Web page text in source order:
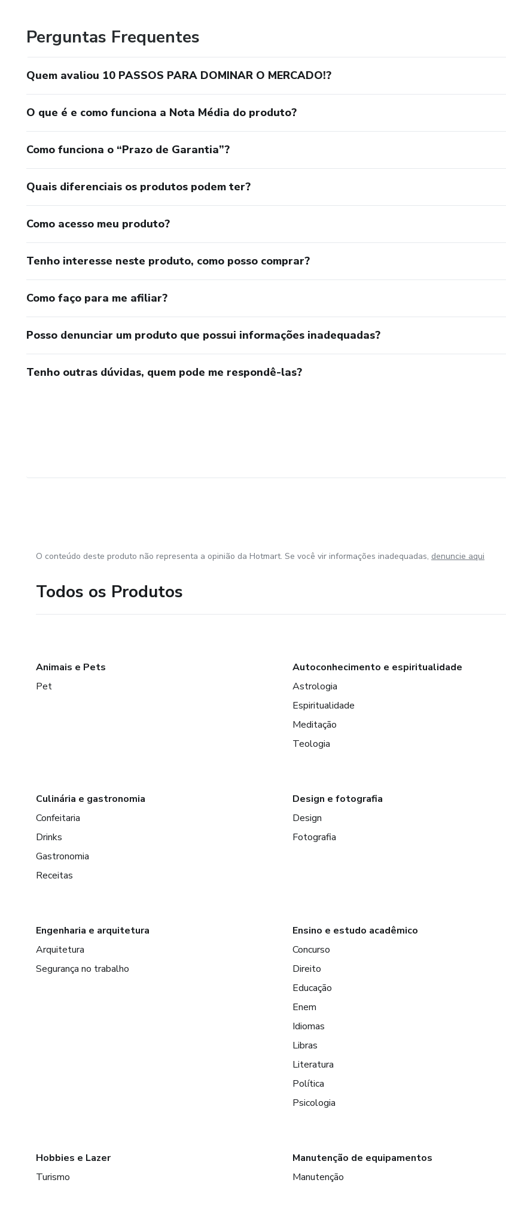
Perguntas Frequentes
Quem avaliou 10 PASSOS PARA DOMINAR O MERCADO!?
O que é e como funciona a Nota Média do produto?
Como funciona o “Prazo de Garantia”?
Quais diferenciais os produtos podem ter?
Como acesso meu produto?
Tenho interesse neste produto, como posso comprar?
Como faço para me afiliar?
Posso denunciar um produto que possui informações inadequadas?
Tenho outras dúvidas, quem pode me respondê-las?
O conteúdo deste produto não representa a opinião da Hotmart. Se você vir informações inadequadas, denuncie aqui
Todos os Produtos
Animais e Pets
Pet
Autoconhecimento e espiritualidade
Astrologia
Espiritualidade
Meditação
Teologia
Culinária e gastronomia
Confeitaria
Drinks
Gastronomia
Receitas
Design e fotografia
Design
Fotografia
Engenharia e arquitetura
Arquitetura
Segurança no trabalho
Ensino e estudo acadêmico
Concurso
Direito
Educação
Enem
Idiomas
Libras
Literatura
Política
Psicologia
Hobbies e Lazer
Turismo
Manutenção de equipamentos
Manutenção